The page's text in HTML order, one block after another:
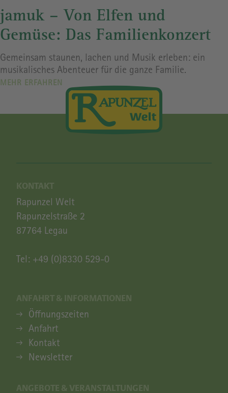
jamuk – Von Elfen und
Gemüse: Das Familienkonzert
Gemeinsam staunen, lachen und Musik erleben: ein
musikalisches Abenteuer für die ganze Familie.
MEHR ERFAHREN
KONTAKT
Rapunzel Welt
Rapunzelstraße 2
87764 Legau
Tel: +49 (0)8330 529-0
ANFAHRT & INFORMATIONEN
ANFAHRT & INFORMATIONEN
Öffnungszeiten
Anfahrt
Kontakt
Newsletter
ANGEBOTE & VERANSTALTUNGEN